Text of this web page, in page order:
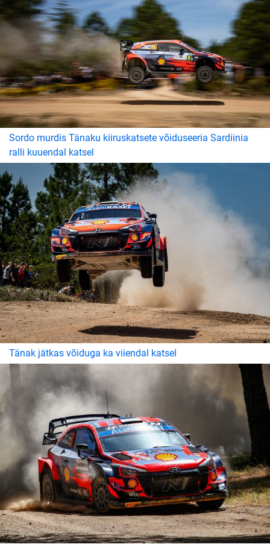
Sordo murdis Tänaku kiiruskatsete võiduseeria Sardiinia
ralli kuuendal katsel
Tänak jätkas võiduga ka viiendal katsel